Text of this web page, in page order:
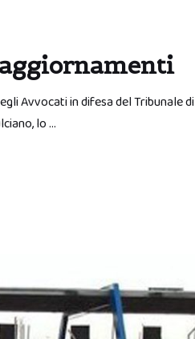
Avvocati in difesa del Tribunale di
lo …